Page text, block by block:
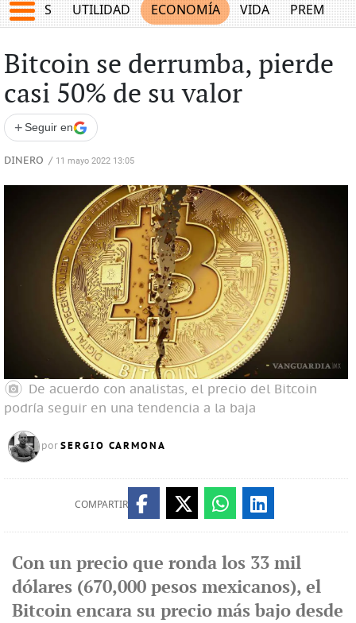
UTILIDAD ECONOMÍA VIDA PREMIUM
Bitcoin se derrumba, pierde
casi 50% de su valor
+ Seguir en
DINERO / 11 mayo 2022 13:05
De acuerdo con analistas, el precio del Bitcoin
podría seguir en una tendencia a la baja
por SERGIO CARMONA
COMPARTIR
Con un precio que ronda los 33 mil
dólares (670,000 pesos mexicanos), el
Bitcoin encara su precio más bajo desde